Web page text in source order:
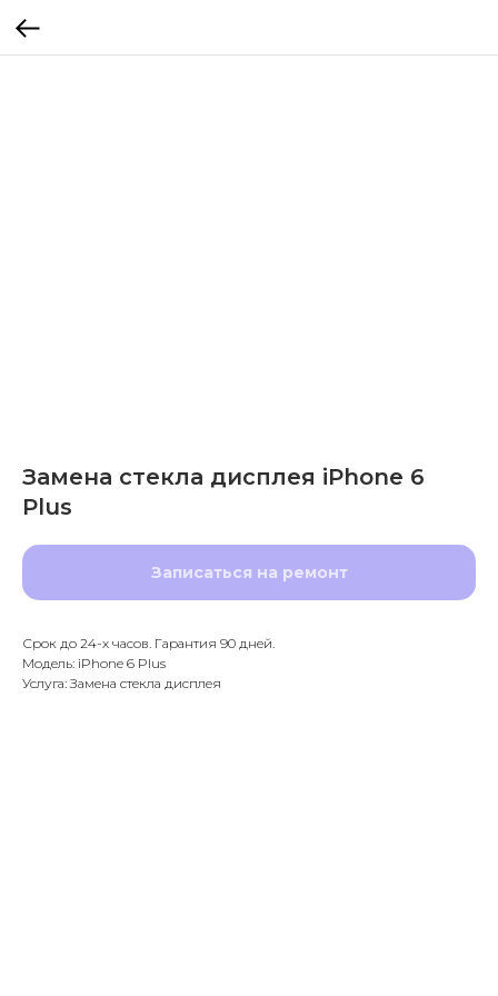
Замена стекла дисплея iPhone 6
Plus
Записаться на ремонт
Срок до 24-х часов. Гарантия 90 дней.
Модель: iPhone 6 Plus
Услуга: Замена стекла дисплея